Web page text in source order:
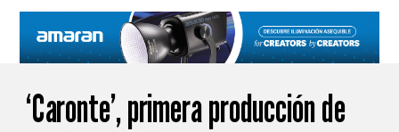
‘Caronte’, primera producción de